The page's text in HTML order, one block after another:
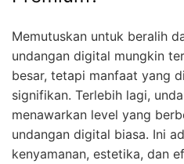
Memutuskan untuk beralih
undangan digital mungkin
besar, tetapi manfaat yang
signifikan. Terlebih lagi,
menawarkan level yang
undangan digital biasa. Ini
kenyamanan, estetika, dan